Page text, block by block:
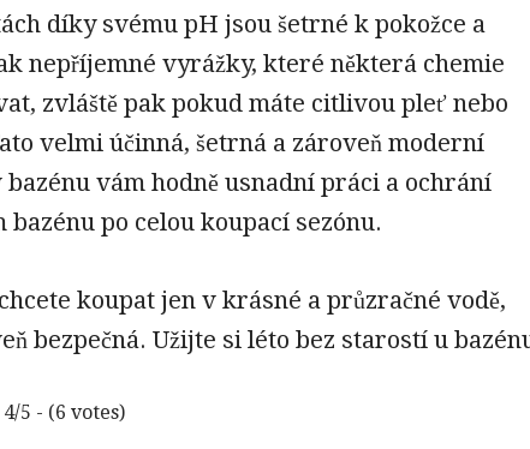
díky svému pH jsou šetrné k pokožce a
nepříjemné vyrážky, které některá chemie
zvláště pak pokud máte citlivou pleť nebo
velmi účinná, šetrná a zároveň moderní
vám hodně usnadní práci a ochrání
bazénu po celou koupací sezónu.
koupat jen v krásné a průzračné vodě,
bezpečná. Užijte si léto bez starostí u
4/5 - (6 votes)